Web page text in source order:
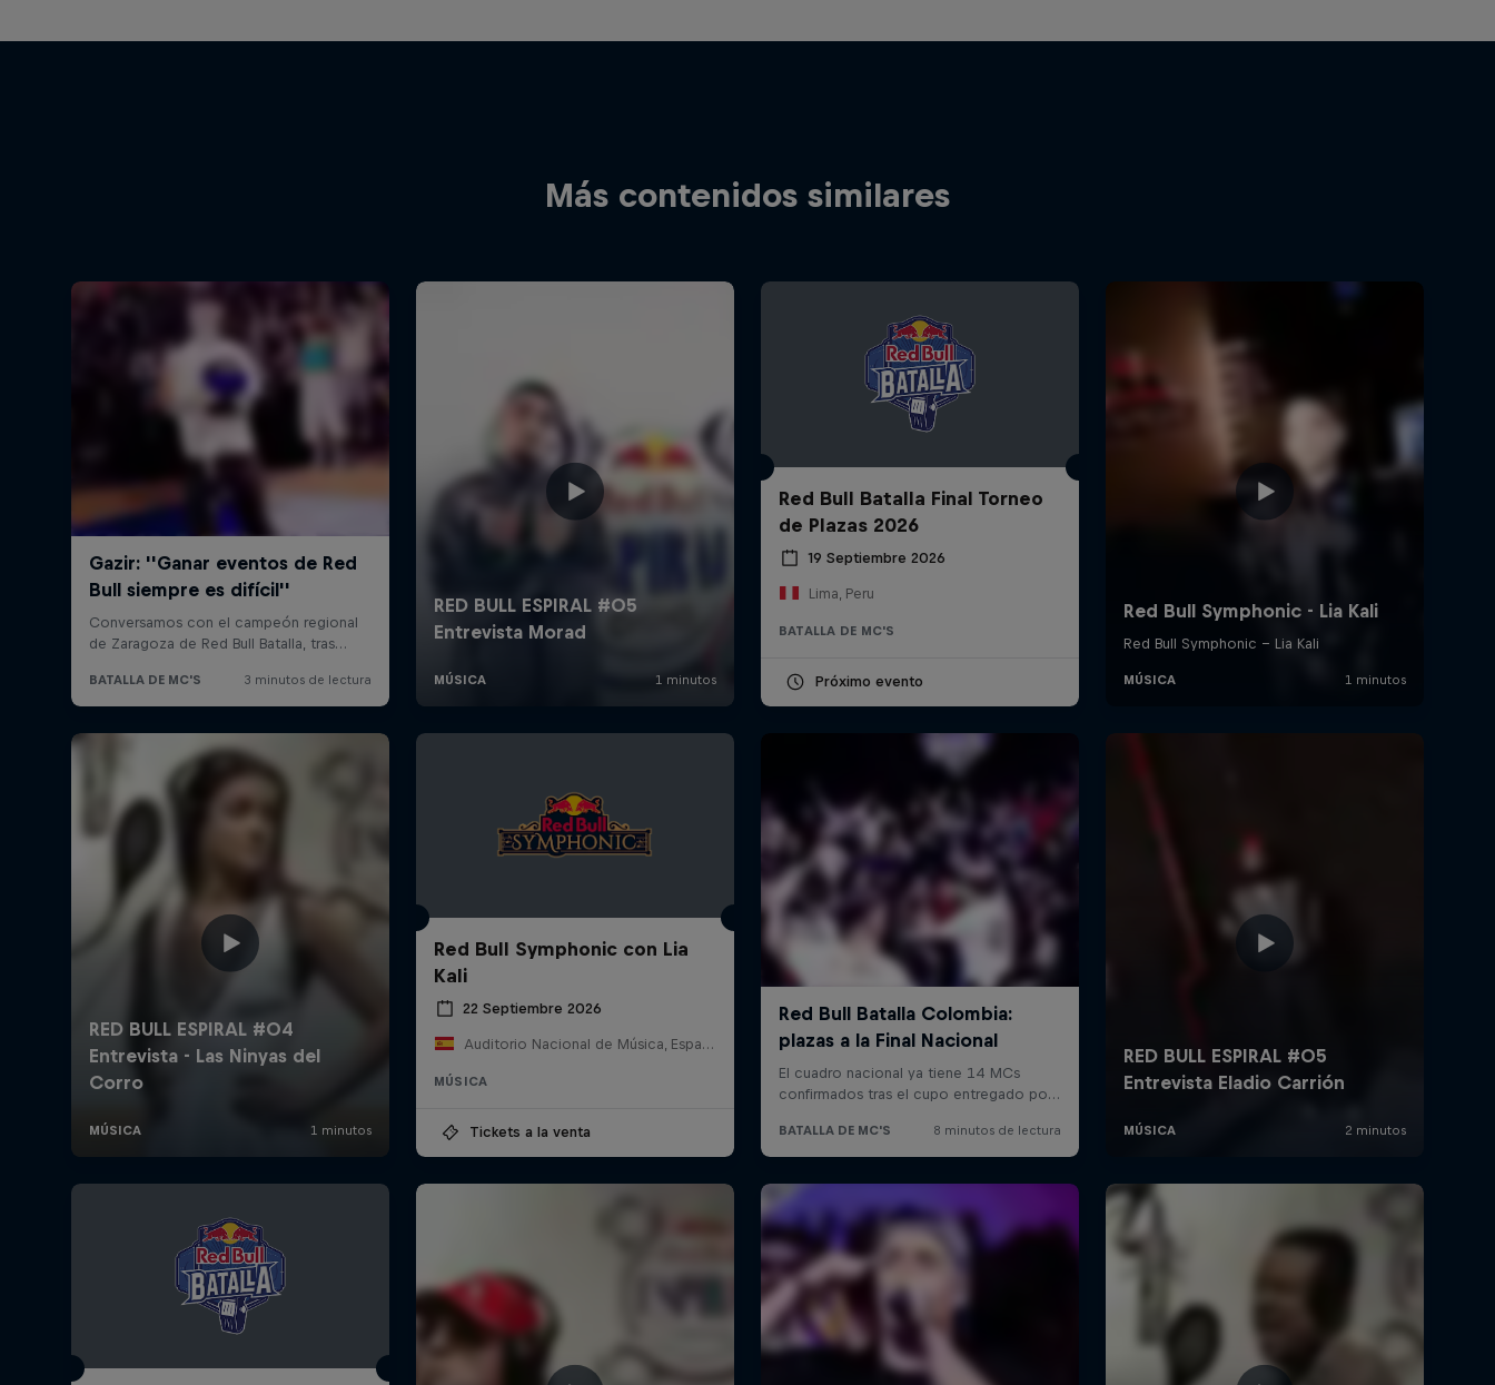
Más contenidos similares
Red Bull Batalla Final Torneo
de Plazas 2026
19 Septiembre 2026
Lima, Peru
BATALLA DE MC'S
Próximo evento
Red Bull Symphonic con Lia
Kali
22 Septiembre 2026
Auditorio Nacional de Música, España
MÚSICA
Tickets a la venta